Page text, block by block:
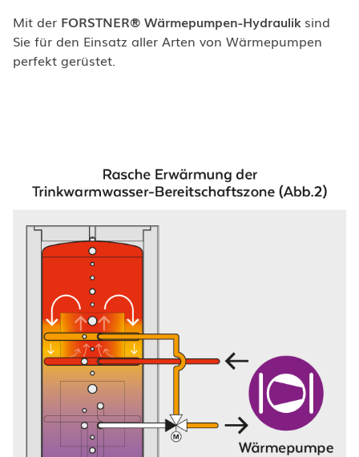
Mit der FORSTNER® Wärmepumpen-Hydrauliksind
Sie für den Einsatz aller Arten von Wärmepumpen
perfekt gerüstet.